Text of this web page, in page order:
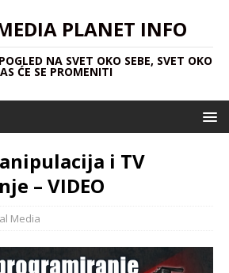
PLANET INFO
NA SVET OKO SEBE, SVET OKO
ĆE SE PROMENITI
i TV
– VIDEO
Media